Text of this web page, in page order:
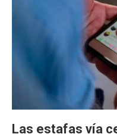
Las estafas vía